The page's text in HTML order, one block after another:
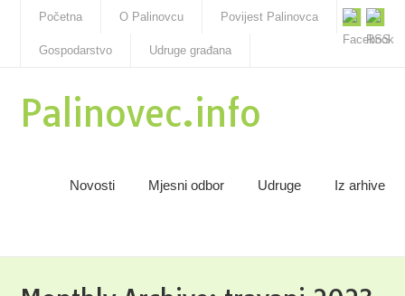
Početna O Palinovcu Povijest Palinovca
Gospodarstvo Udruge građana
Palinovec.info
Novosti Mjesni odbor Udruge Iz arhive